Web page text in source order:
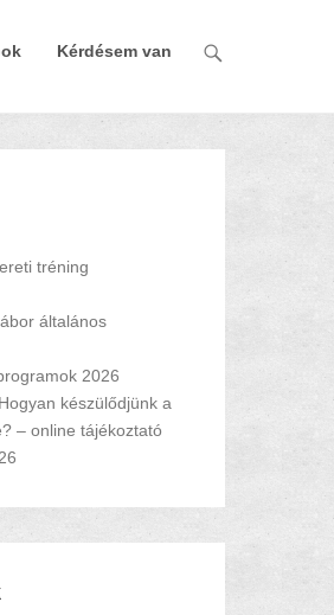
Kérdésem van
tréning
általános
2026
készülődjünk a
– online tájékoztató